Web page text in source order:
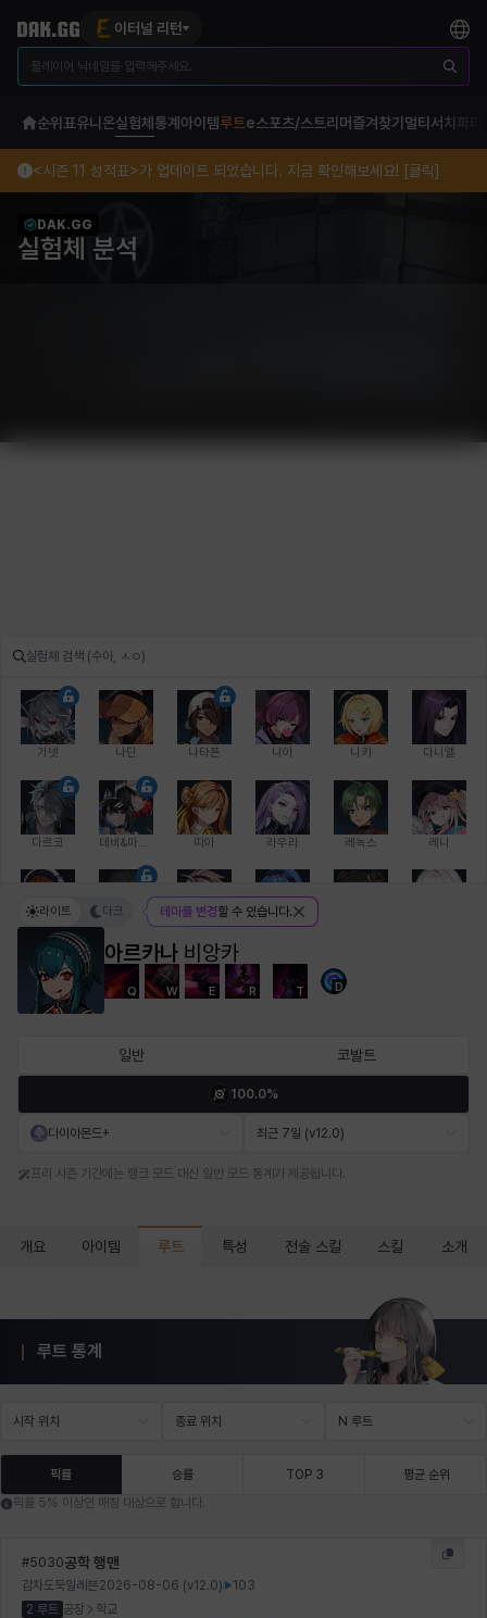
이터널 리턴
순위표유니온실험체 통계 아이템루트e스포츠/스트리머 즐겨찾기 멀티서치 파티
<시즌 11 성적표>가 업데이트 되었습니다. 지금 확인해보세요! [클릭]
DAK.GG
실험체 분석
가넷 나딘 나타폰 니아 니키 다니엘
다르코 띠아 라우라 레녹스 레니
레온 루크 르노어
바바라 버니스 블레어 비앙카 비형 샬럿
알론소 얀
에스텔 에키온 엘레나 요한
윌리엄 유민 이바
아르카나 비앙카
Q W E R T D
라이트 다크 테마를 변경할 수 있습니다.
일반 코발트
100.0%
다이아몬드+ 최근 7일 (v12.0)
프리 시즌 기간에는 랭크 모드 대신 일반 모드 통계가 제공됩니다.
개요 아이템 루트 특성 전술 스킬 스킬 소개
루트 통계
시작 위치 종료 위치 N 루트
픽률 승률 TOP 3
평균 순위
픽률 5% 이상인 매칭 대상으로 합니다.
#5030공학 행맨
감자도둑일레븐2026-08-06 (v12.0)
103
2 루트 공장 학교